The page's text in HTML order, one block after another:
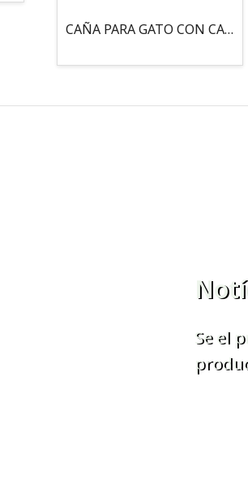
CAÑA PARA GATO CON CASCABEL, 3 PELOTAS CON CATNIP
Se el